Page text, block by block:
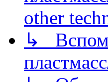
other
↳